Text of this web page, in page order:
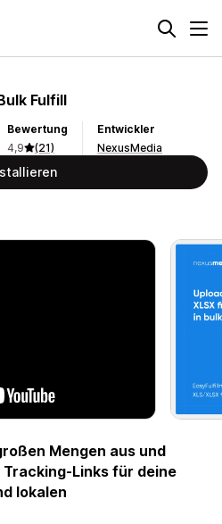
Fulfill
Bewertung
4,9
(21)
Entwickler
NexusMedia
Mengen aus und
Links für deine
lokalen